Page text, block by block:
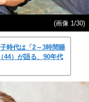
(画像 1/30)
時代は「2～3時間睡
44）が語る、90年代